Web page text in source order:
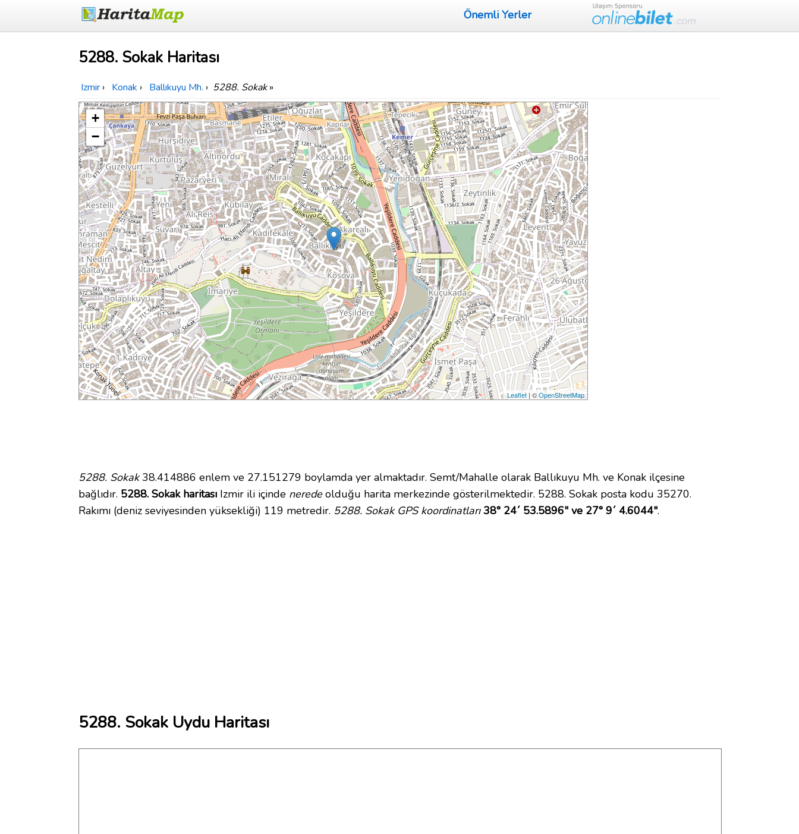
Önemli Yerler
5288. Sokak Haritası
Izmir › Konak › Ballıkuyu Mh. › 5288. Sokak»
+
−
Leaflet | ©OpenStreetMap
5288. Sokak38.414886 enlem ve 27.151279 boylamda yer almaktadır. Semt/Mahalle olarak Ballıkuyu Mh. ve Konak ilçesine
bağlıdır. 5288. Sokak haritası Izmir ili içinde neredeolduğu harita merkezinde gösterilmektedir. 5288. Sokak posta kodu 35270.
Rakımı (deniz seviyesinden yüksekliği) 119 metredir. 5288. Sokak GPS koordinatları 38° 24´ 53.5896" ve 27° 9´ 4.6044".
5288. Sokak Uydu Haritası